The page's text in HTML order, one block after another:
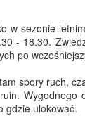
w sezonie
- 18.30.
po
spory ruch,
Wygodnego
gdzie ulokować.